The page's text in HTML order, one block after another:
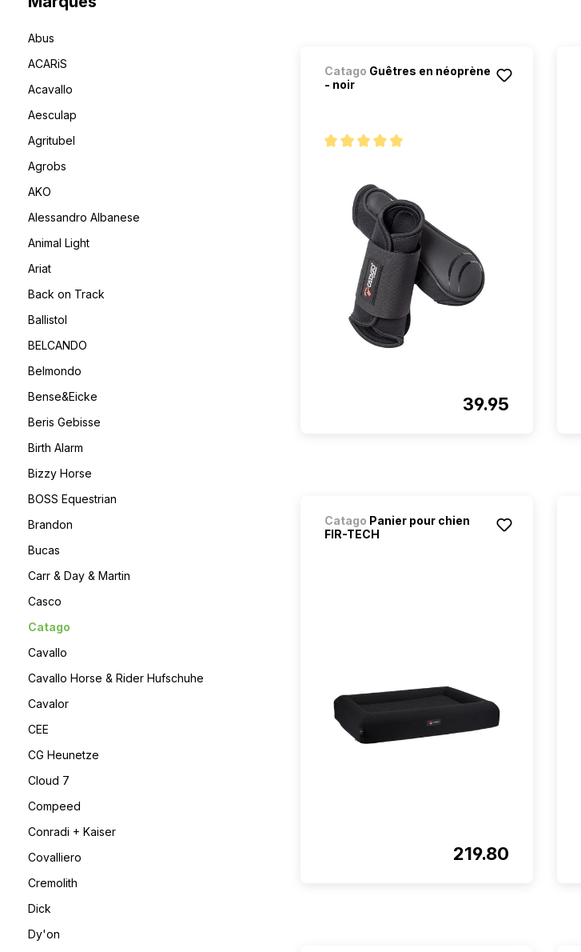
Abus
ACARiS
Acavallo
Aesculap
Agritubel
Agrobs
AKO
Alessandro Albanese
Animal Light
Ariat
Back on Track
Ballistol
BELCANDO
Belmondo
Bense&Eicke
Beris Gebisse
Birth Alarm
Bizzy Horse
BOSS Equestrian
Brandon
Bucas
Carr & Day & Martin
Casco
Catago
Cavallo
Cavallo Horse & Rider Hufschuhe
Cavalor
CEE
CG Heunetze
Cloud 7
Compeed
Conradi + Kaiser
Covalliero
Cremolith
Dick
Dy'on
Catago Guêtres en néoprène
- noir
39.95
Catago Panier pour chien
FIR-TECH
219.80